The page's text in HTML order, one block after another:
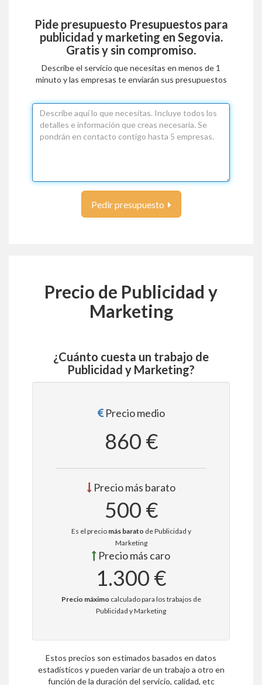
Pide presupuesto Presupuestos para
publicidad y marketing en Segovia.
Gratis y sin compromiso.
Describe el servicio que necesitas en menos de 1
minuto y las empresas te enviarán sus presupuestos
Pedir presupuesto
Precio de Publicidad y
Marketing
¿Cuánto cuesta un trabajo de
Publicidad y Marketing?
Precio medio
860 €
Precio más barato
500 €
Es el precio más barato de Publicidad y
Marketing
Precio más caro
1.300 €
Precio máximo calculado para los trabajos de
Publicidad y Marketing
Estos precios son estimados basados en datos
estadísticos y pueden variar de un trabajo a otro en
función de la duración del servicio, calidad, etc